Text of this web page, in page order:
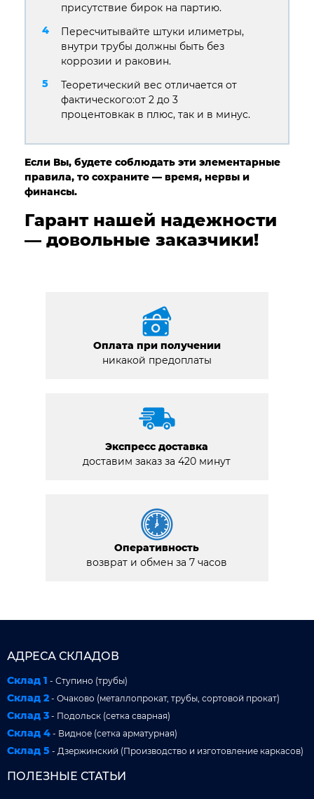
присутствие бирок на партию.
Пересчитывайте штуки илиметры,
внутри трубы должны быть без
коррозии и раковин.
Теоретический вес отличается от
фактического:от 2 до 3
процентовкак в плюс, так и в минус.
Если Вы, будете соблюдать эти элементарные
правила, то сохраните — время, нервы и
финансы.
Гарант нашей надежности
— довольные заказчики!
Оплата при получении
никакой предоплаты
Экспресс доставка
доставим заказ за 420 минут
Оперативность
возврат и обмен за 7 часов
АДРЕСА СКЛАДОВ
Склад 1 - Ступино (трубы)
Склад 2 - Очаково (металлопрокат, трубы, сортовой прокат)
Склад 3 - Подольск (сетка сварная)
Склад 4 - Видное (сетка арматурная)
Склад 5 - Дзержинский (Производство и изготовление каркасов)
ПОЛЕЗНЫЕ СТАТЬИ